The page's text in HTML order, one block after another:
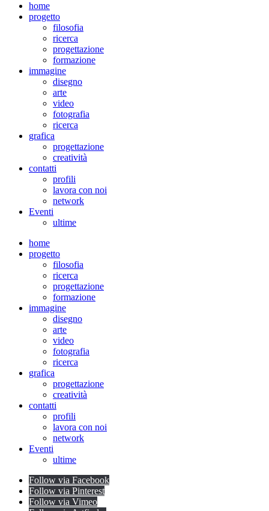
home
progetto
filosofia
ricerca
progettazione
formazione
immagine
disegno
arte
video
fotografia
ricerca
grafica
progettazione
creatività
contatti
profili
lavora con noi
network
Eventi
ultime
home
progetto
filosofia
ricerca
progettazione
formazione
immagine
disegno
arte
video
fotografia
ricerca
grafica
progettazione
creatività
contatti
profili
lavora con noi
network
Eventi
ultime
Follow via Facebook
Follow via Pinterest
Follow via Vimeo